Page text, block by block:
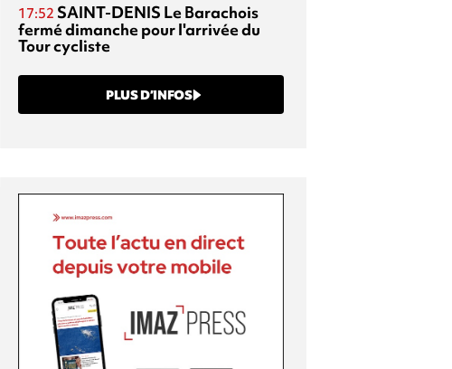
17:52 SAINT-DENIS Le Barachois
fermé dimanche pour l'arrivée du
Tour cycliste
PLUS D’INFOS